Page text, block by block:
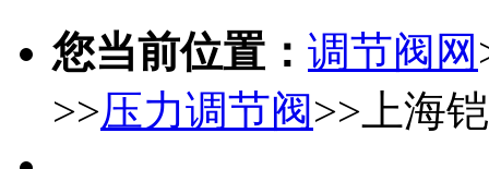
您当前位置： 调节阀网
>>压力调节阀>>上海